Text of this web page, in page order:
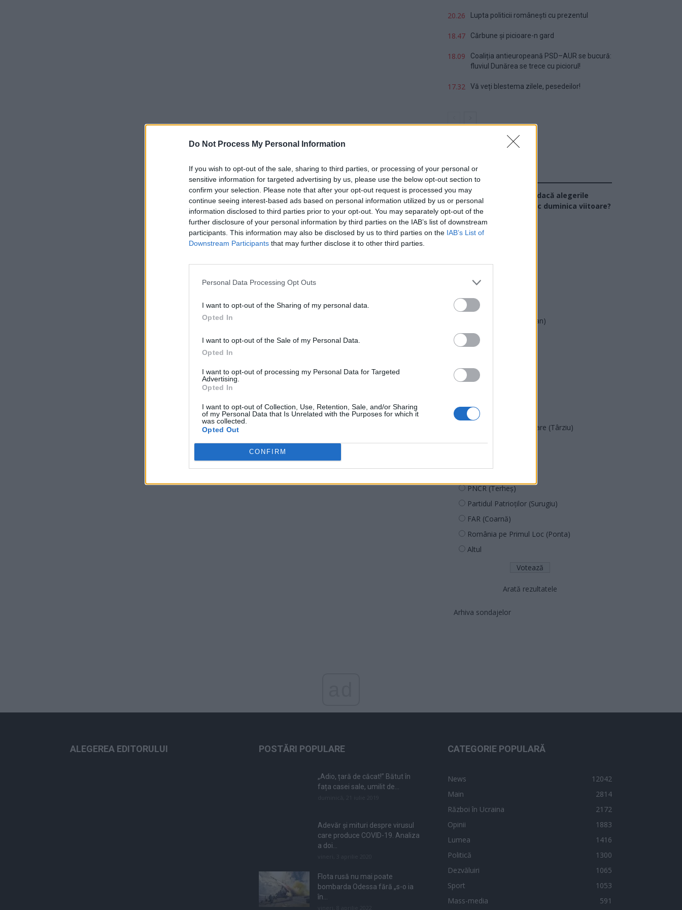
Do Not Process My Personal Information
If you wish to opt-out of the sale, sharing to third parties, or processing of your personal or
sensitive information for targeted advertising by us, please use the below opt-out section to
confirm your selection. Please note that after your opt-out request is processed you may
continue seeing interest-based ads based on personal information utilized by us or personal
information disclosed to third parties prior to your opt-out. You may separately opt-out of the
further disclosure of your personal information by third parties on the IAB’s list of downstream
participants. This information may also be disclosed by us to third parties on the IAB’s List of
Downstream Participants that may further disclose it to other third parties.
Personal Data Processing Opt Outs
I want to opt-out of the Sharing of my personal data.
Opted In
I want to opt-out of the Sale of my Personal Data.
Opted In
I want to opt-out of processing my Personal Data for Targeted
Advertising.
Opted In
I want to opt-out of Collection, Use, Retention, Sale, and/or Sharing
of my Personal Data that Is Unrelated with the Purposes for which it
was collected.
Opted Out
CONFIRM
20.26 Lupta politicii românești cu prezentul
18.47 Cărbune și picioare-n gard
18.09
Coaliția antieuropeană PSD–AUR se bucură:
fluviul Dunărea se trece cu piciorul!
17.32 Vă veți blestema zilele, pesedeilor!
Sondaj
Ce partid ați vota dacă alegerile
parlamentare ar avea loc duminica viitoare?
USR
PMP (Tomac)
Forța Dreptei (L. Orban)
PNȚMM
SENS
SOS (Șoșoacă)
PACE (Peia)
Acțiunea Conservatoare (Târziu)
PDF (Lazarus)
PNCR (Terheș)
Partidul Patrioților (Surugiu)
FAR (Coarnă)
România pe Primul Loc (Ponta)
Altul
Arată rezultatele
Arhiva sondajelor
ALEGEREA EDITORULUI POSTĂRI POPULARE
„Adio, țară de căcat!” Bătut în
fața casei sale, umilit de...
Adevăr și mituri despre virusul
care produce COVID-19. Analiza
a doi...
Flota rusă nu mai poate
bombarda Odessa fără „s-o ia
în...
CATEGORIE POPULARĂ
News
12042
Main
2814
Război în Ucraina
2172
Opinii
1883
Lumea
1416
Politică
1300
Dezvăluiri
1065
Sport
1053
Mass-media
591